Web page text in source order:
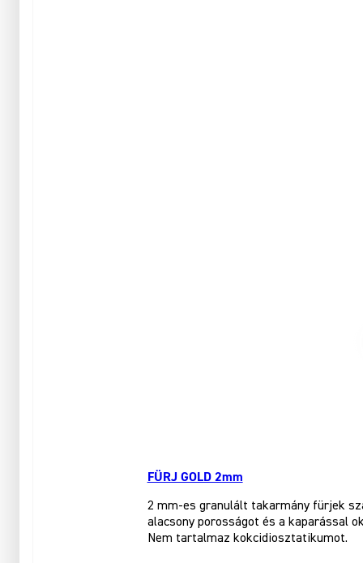
FÜRJ GOLD 2mm
2 mm-es granulált takarmány fürjek
alacsony porosságot és a kaparással
Nem tartalmaz kokcidiosztatikumot.